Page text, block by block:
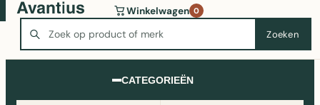
Zoeken
Winkelwagen 0
CATEGORIEËN
Wasmachine of koelkast nodig? Vergelijk alle prijzen op
Witgoedaanbod.nl